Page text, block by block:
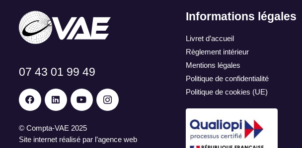
07 43 01 99 49
© Compta-VAE 2025
Site internet réalisé par l’agence web
Informations légales
Livret d’accueil
Règlement intérieur
Mentions légales
Politique de confidentialité
Politique de cookies (UE)